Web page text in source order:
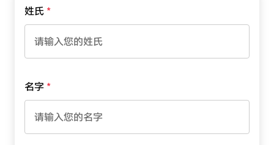
姓氏
名字